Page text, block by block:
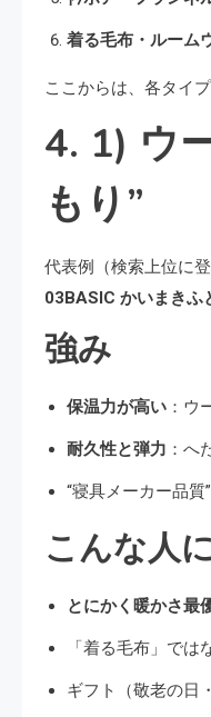
着る毛布・ルーム
ここからは、各タイ
4. 1) ウ
もり”
代表例（検索上位に登
03BASIC かいまきふ
強み
保温力が高い ：ウ
耐久性と弾力 ：へ
“寝具メーカー品質
こんな人
とにかく暖かさ最
「着る毛布」では
ギフト（敬老の日